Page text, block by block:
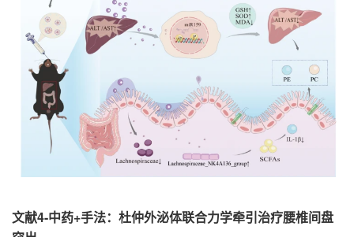
文献4-中药+手法：杜仲外泌体联合力学牵引治疗腰椎间盘